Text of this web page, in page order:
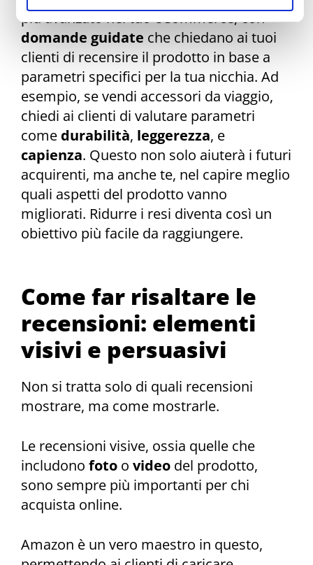
più avanzato nel tuo eCommerce, con
domande guidate che chiedano ai tuoi
clienti di recensire il prodotto in base a
parametri specifici per la tua nicchia. Ad
esempio, se vendi accessori da viaggio,
chiedi ai clienti di valutare parametri
come durabilità, leggerezza, e
capienza. Questo non solo aiuterà i futuri
acquirenti, ma anche te, nel capire meglio
quali aspetti del prodotto vanno
migliorati. Ridurre i resi diventa così un
obiettivo più facile da raggiungere.
Come far risaltare le
recensioni: elementi
visivi e persuasivi
Non si tratta solo di quali recensioni
mostrare, ma come mostrarle.
Le recensioni visive, ossia quelle che
includono foto o video del prodotto,
sono sempre più importanti per chi
acquista online.
Amazon è un vero maestro in questo,